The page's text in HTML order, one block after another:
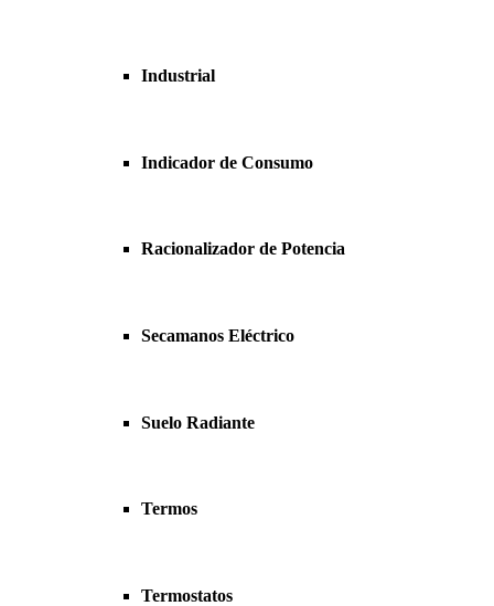
Industrial
Indicador de Consumo
Racionalizador de Potencia
Secamanos Eléctrico
Suelo Radiante
Termos
Termostatos